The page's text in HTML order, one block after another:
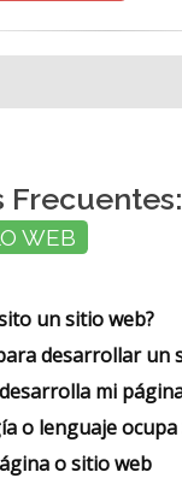
WEB
un sitio web?
desarrollar un
mi
o lenguaje
o sitio web